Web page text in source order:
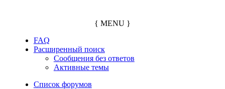
{ MENU }
FAQ
Расширенный поиск
Сообщения без ответов
Активные темы
Список форумов